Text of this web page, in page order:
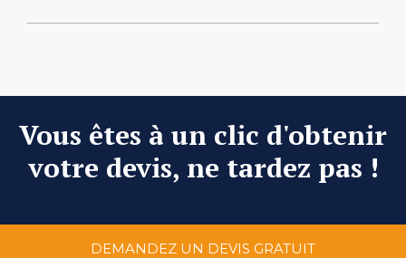
Vous êtes à un clic d'obtenir
votre devis, ne tardez pas !
DEMANDEZ UN DEVIS GRATUIT